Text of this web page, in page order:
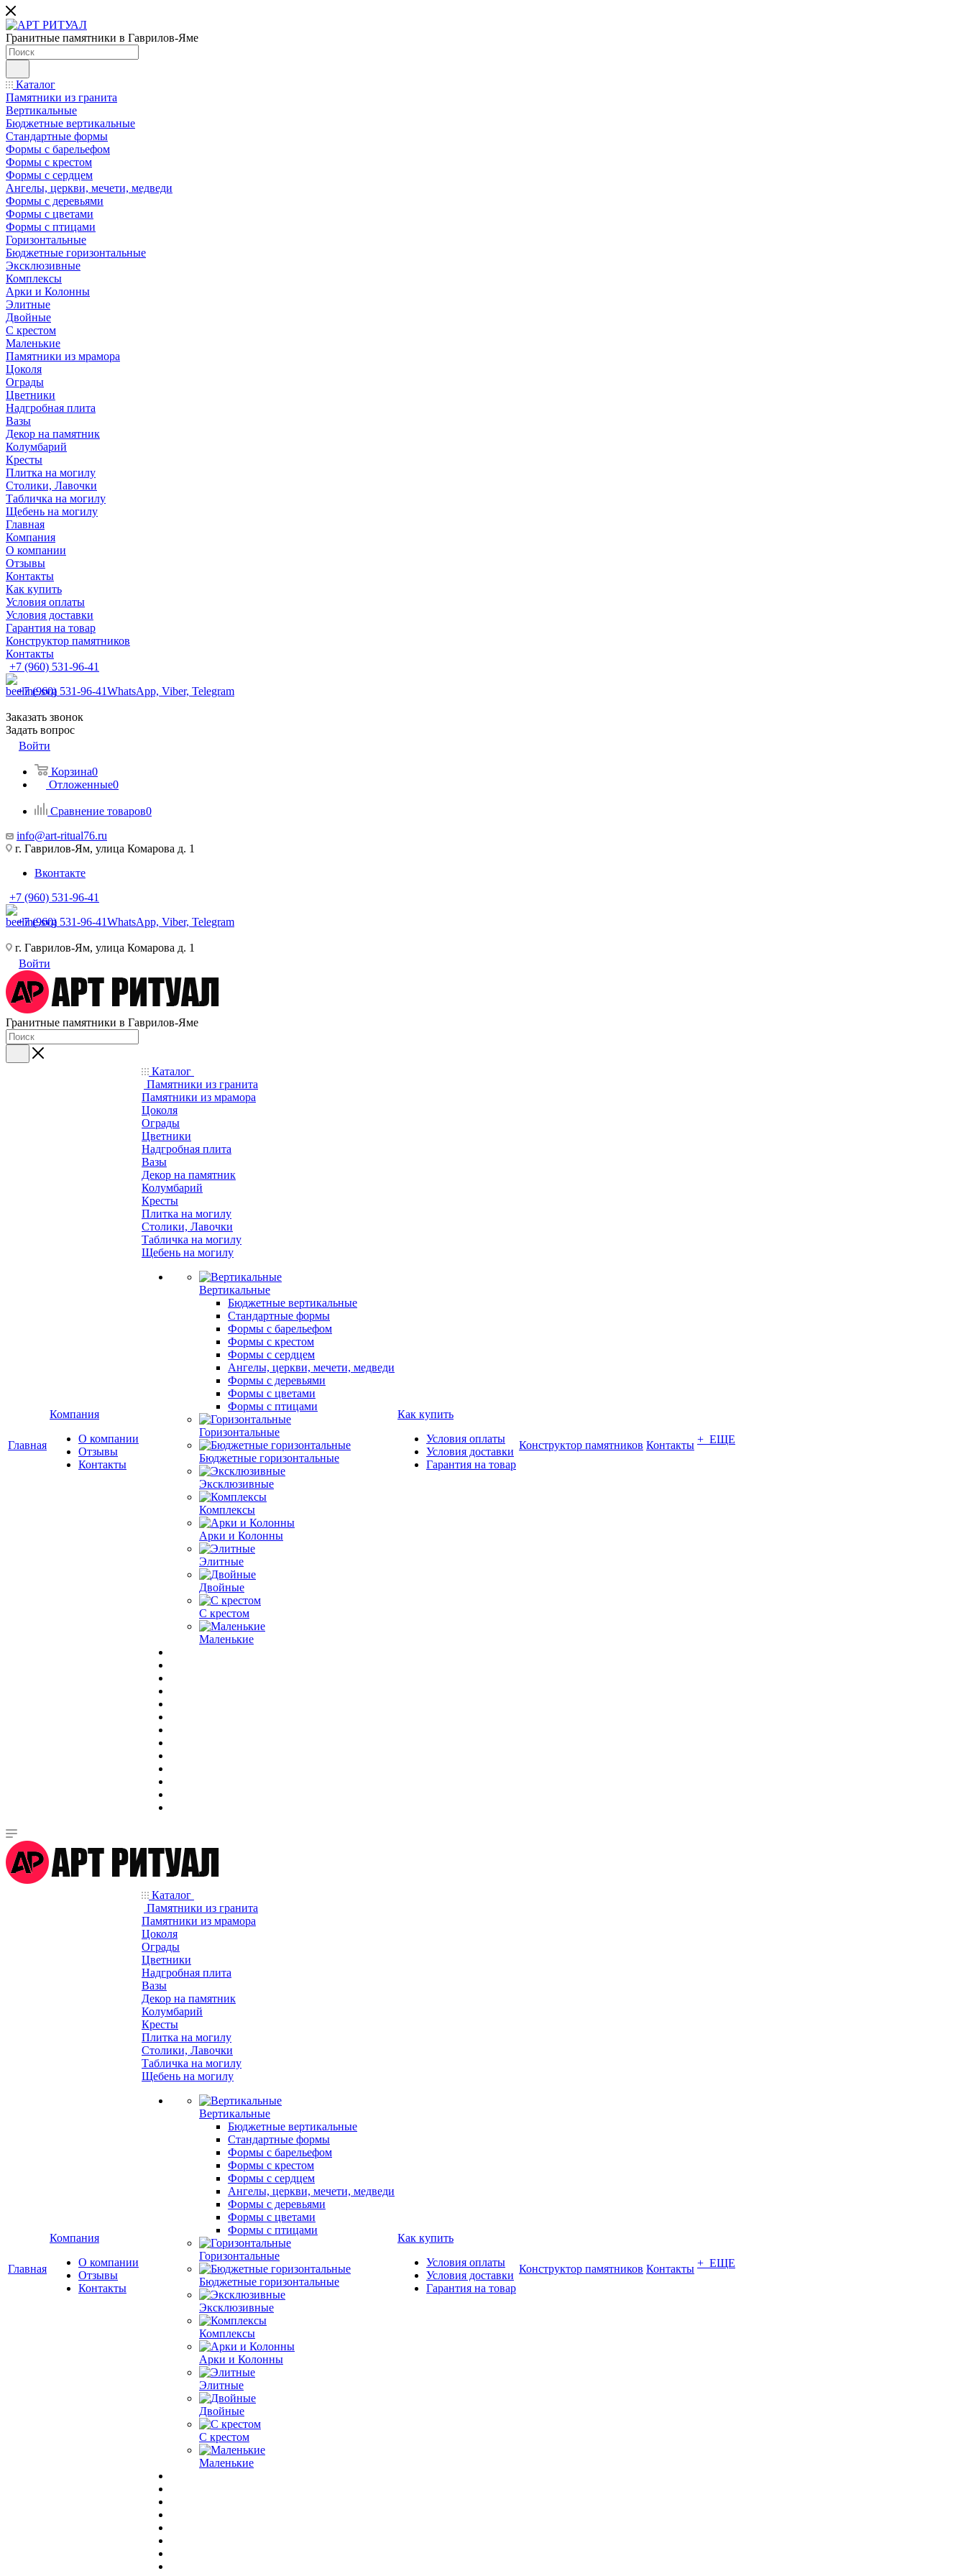
Гранитные памятники в Гаврилов-Яме
Каталог
Памятники из гранита
Вертикальные
Бюджетные вертикальные
Стандартные формы
Формы с барельефом
Формы с крестом
Формы с сердцем
Ангелы, церкви, мечети, медведи
Формы с деревьями
Формы с цветами
Формы с птицами
Горизонтальные
Бюджетные горизонтальные
Эксклюзивные
Комплексы
Арки и Колонны
Элитные
Двойные
С крестом
Маленькие
Памятники из мрамора
Цоколя
Ограды
Цветники
Надгробная плита
Вазы
Декор на памятник
Колумбарий
Кресты
Плитка на могилу
Столики, Лавочки
Табличка на могилу
Щебень на могилу
Главная
Компания
О компании
Отзывы
Контакты
Как купить
Условия оплаты
Условия доставки
Гарантия на товар
Конструктор памятников
Контакты
+7 (960) 531-96-41
+7 (960) 531-96-41WhatsApp, Viber, Telegram
Заказать звонок
Задать вопрос
Войти
Корзина0
Отложенные0
Сравнение товаров0
info@art-ritual76.ru
г. Гаврилов-Ям, улица Комарова д. 1
Вконтакте
+7 (960) 531-96-41
+7 (960) 531-96-41WhatsApp, Viber, Telegram
г. Гаврилов-Ям, улица Комарова д. 1
Войти
Гранитные памятники в Гаврилов-Яме
Главная
Компания
О компании
Отзывы
Контакты
Каталог
Памятники из гранита
Памятники из мрамора
Цоколя
Ограды
Цветники
Надгробная плита
Вазы
Декор на памятник
Колумбарий
Кресты
Плитка на могилу
Столики, Лавочки
Табличка на могилу
Щебень на могилу
Вертикальные
Бюджетные вертикальные
Стандартные формы
Формы с барельефом
Формы с крестом
Формы с сердцем
Ангелы, церкви, мечети, медведи
Формы с деревьями
Формы с цветами
Формы с птицами
Горизонтальные
Бюджетные горизонтальные
Эксклюзивные
Комплексы
Арки и Колонны
Элитные
Двойные
С крестом
Маленькие
Как купить
Условия оплаты
Условия доставки
Гарантия на товар
Конструктор памятников Контакты + ЕЩЕ
Главная
Компания
О компании
Отзывы
Контакты
Каталог
Памятники из гранита
Памятники из мрамора
Цоколя
Ограды
Цветники
Надгробная плита
Вазы
Декор на памятник
Колумбарий
Кресты
Плитка на могилу
Столики, Лавочки
Табличка на могилу
Щебень на могилу
Вертикальные
Бюджетные вертикальные
Стандартные формы
Формы с барельефом
Формы с крестом
Формы с сердцем
Ангелы, церкви, мечети, медведи
Формы с деревьями
Формы с цветами
Формы с птицами
Горизонтальные
Бюджетные горизонтальные
Эксклюзивные
Комплексы
Арки и Колонны
Элитные
Двойные
С крестом
Маленькие
Как купить
Условия оплаты
Условия доставки
Гарантия на товар
Конструктор памятников Контакты + ЕЩЕ